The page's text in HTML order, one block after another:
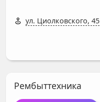
ул. Циолковского, 45
Рембыттехника